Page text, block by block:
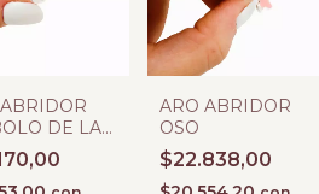
DE LA
ARO ABRIDOR
OSO
$22.838,00